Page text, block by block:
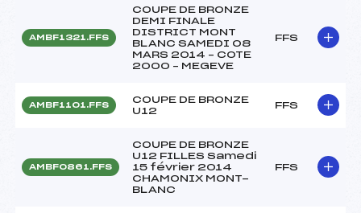
AMBF1321.FFS
COUPE DE BRONZE
DEMI FINALE
DISTRICT MONT
BLANC SAMEDI 08
MARS 2014 – COTE
2000 – MEGEVE
FFS
AMBF1101.FFS
COUPE DE BRONZE
U12
FFS
AMBF0861.FFS
COUPE DE BRONZE
U12 FILLES Samedi
15 février 2014
CHAMONIX MONT-
BLANC
FFS